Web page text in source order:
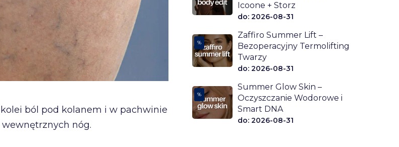
ból pod kolanem i w pachwinie
nóg.
Icoone + Storz
do: 2026-08-31
%
Zaffiro Summer Lift –
Bezoperacyjny Termolifting
Twarzy
do: 2026-08-31
%
Summer Glow Skin –
Oczyszczanie Wodorowe i
Smart DNA
do: 2026-08-31